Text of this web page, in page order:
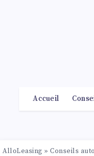
Accueil
AlloLeasing » Conseils auto